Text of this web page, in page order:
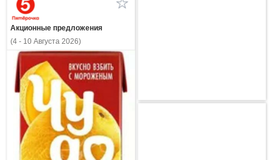
Акционные предложения
(4 - 10 Августа 2026)